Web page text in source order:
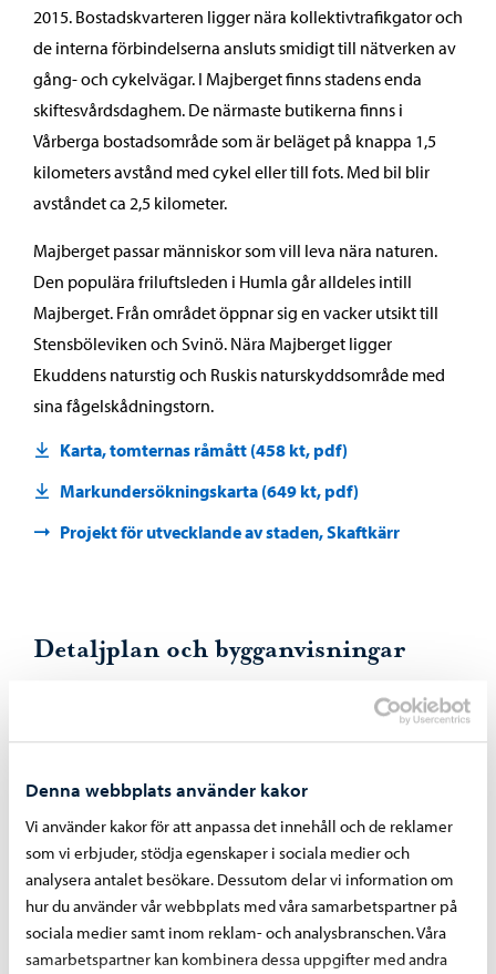
Denna webbplats använder kakor
Vi använder kakor för att anpassa det innehåll och de reklamer
som vi erbjuder, stödja egenskaper i sociala medier och
analysera antalet besökare. Dessutom delar vi information om
hur du använder vår webbplats med våra samarbetspartner på
sociala medier samt inom reklam- och analysbranschen. Våra
samarbetspartner kan kombinera dessa uppgifter med andra
2015. Bostadskvarteren ligger nära kollektivtrafikgator och
de interna förbindelserna ansluts smidigt till nätverken av
gång- och cykelvägar. I Majberget finns stadens enda
skiftesvårdsdaghem. De närmaste butikerna finns i
Vårberga bostadsområde som är beläget på knappa 1,5
kilometers avstånd med cykel eller till fots. Med bil blir
avståndet ca 2,5 kilometer.
Majberget passar människor som vill leva nära naturen.
Den populära friluftsleden i Humla går alldeles intill
Majberget. Från området öppnar sig en vacker utsikt till
Stensböleviken och Svinö. Nära Majberget ligger
Ekuddens naturstig och Ruskis naturskyddsområde med
sina fågelskådningstorn.
Karta, tomternas råmått (458 kt, pdf)
Markundersökningskarta (649 kt, pdf)
Projekt för utvecklande av staden, Skaftkärr
Detaljplan och bygganvisningar
Servitut
Infarten till tomten 13-6004-4 sker över tomterna 13-6004-
1 och 13-6004-2 enligt detaljplanen. Infarten bör delvis
byggas och underhållas gemensamt med de intilliggande
tomterna 6004-1 ja 6004-2.